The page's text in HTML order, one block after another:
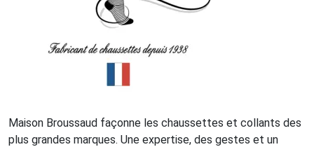
Maison Broussaud façonne les chaussettes et collants des
plus grandes marques. Une expertise, des gestes et un